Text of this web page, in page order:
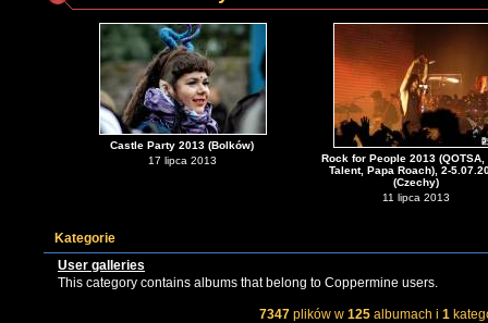
Castle Party 2013 (Bolków)
17 lipca 2013
Rock for People 2013
Talent, Papa Roach), 2-
(Czechy)
11 lipca 2013
Kategorie
User galleries
This category contains albums that belong to Coppermine users.
7347 plików w125 albumach i1